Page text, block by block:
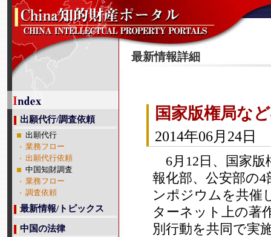
最新情報詳細
国家版権局な
2014年06月24日
6月12日、国家版
報化部、公安部の
ンポジウムを共催
ターネット上の著
別行動を共同で実
出願代行/調査依頼
出願代行
業務フロー
出願代行依頼
中国知財調査
業務フロー
調査依頼
最新情報/トピックス
中国の法律